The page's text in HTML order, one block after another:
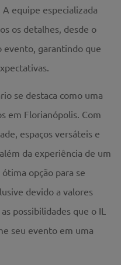
A equipe especializada
os detalhes, desde o
evento, garantindo que
se destaca como uma
em Florianópolis. Com
espaços versáteis e
da experiência de um
opção para se
devido a valores
possibilidades que o IL
seu evento em uma